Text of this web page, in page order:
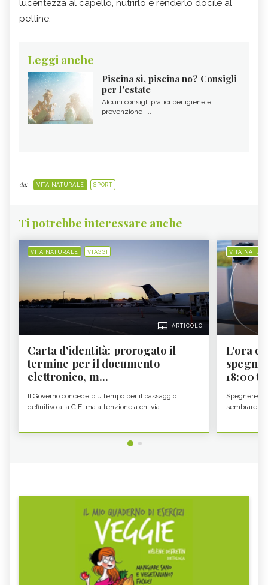
lucentezza al capello, nutrirlo e renderlo docile al
pettine.
Leggi anche
Piscina sì, piscina no? Consigli
per l'estate
Alcuni consigli pratici per igiene e
prevenzione i...
da: VITA NATURALE SPORT
Ti potrebbe interessare anche
VITA NATURALE VIAGGI
ARTICOLO
Carta d'identità: prorogato il
termine per il documento
elettronico, m...
Il Governo concede più tempo per il passaggio
definitivo alla CIE, ma attenzione a chi via...
VITA
L'ora
18:00 ti
Spegnere lo
sembrare